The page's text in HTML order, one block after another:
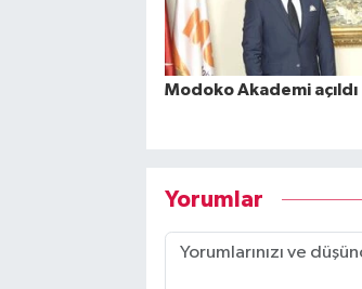
Modoko Akademi açıldı
Yorumlar